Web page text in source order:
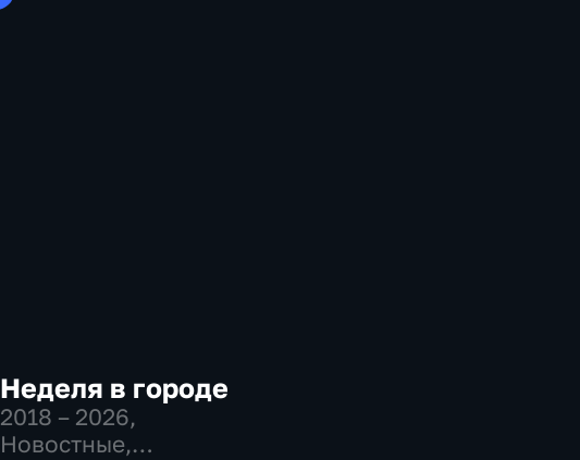
Неделя в городе
2018 – 2026,
Новостные,